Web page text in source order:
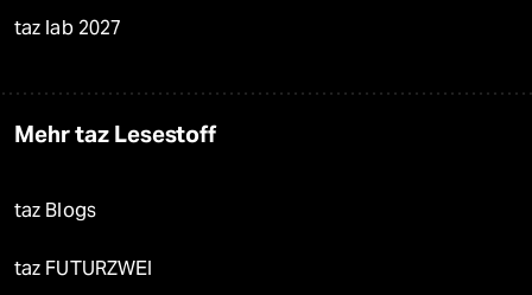
taz lab 2027
Mehr taz Lesestoff
taz Blogs
taz FUTURZWEI